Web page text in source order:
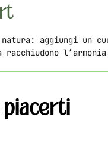
aggiungi un
racchiudono
piacerti